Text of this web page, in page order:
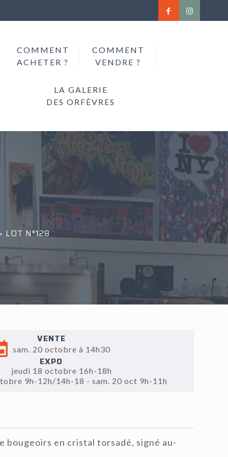
COMMENT
ACHETER ?
COMMENT
VENDRE ?
LA GALERIE
DES ORFÈVRES
LOT N°128
VENTE
sam. 20 octobre à 14h30
EXPO
jeudi 18 octobre 16h-18h
9h-12h/14h-18 - sam. 20 oct 9h-11h
bougeoirs en cristal torsadé, signé au-